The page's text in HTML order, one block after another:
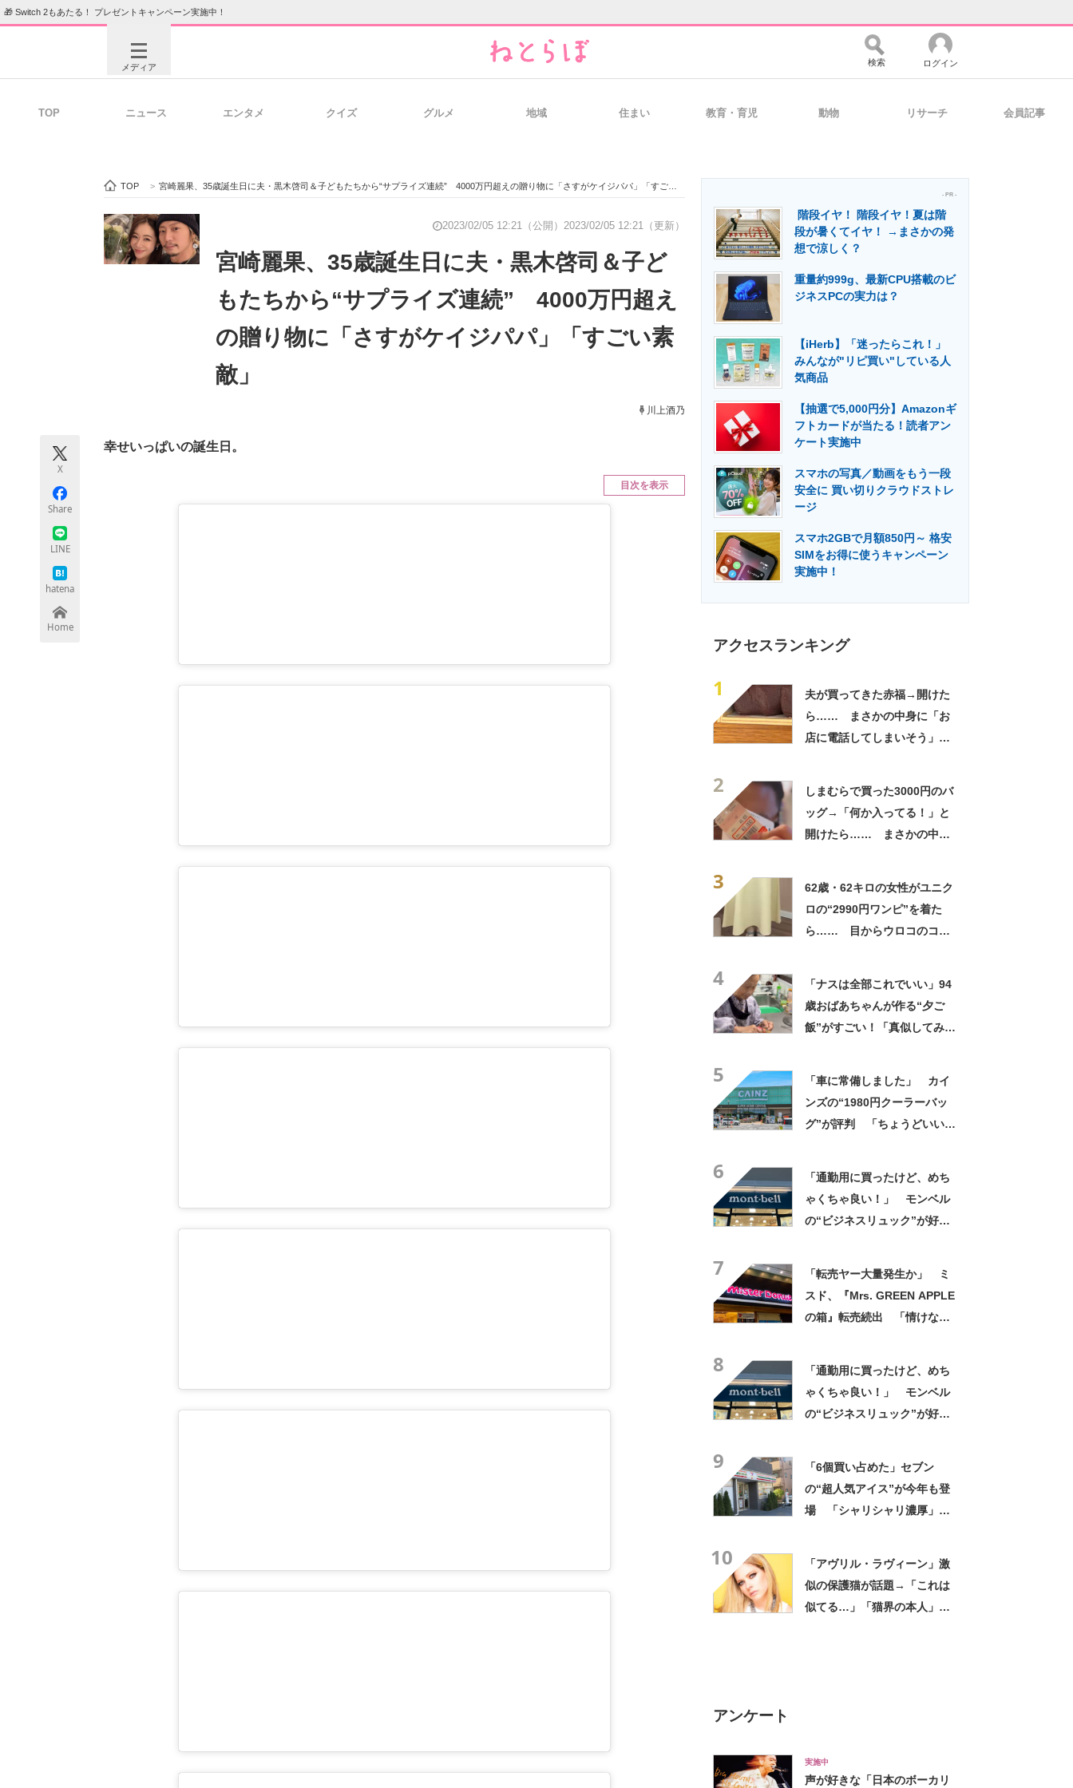
🎁 Switch 2もあたる！ プレゼントキャンペーン実施中！
メディア
ビジネスと働き方のヒント 経営リーダーのコミュニティ マーケ×ITの今がよく分かる
ITエンジニア向け専門サイト 企業向けIT製品の総合サイト IT製品の技術・比較・事例 製造業のIT導入・活用を支援
モノづくり技術者専門サイト エネルギーの専門メディア 建設×テクノロジーの最前線
ちょっと気になるネットの話題
検索 ログイン
TOP ニュース エンタメ クイズ グルメ 地域 住まい 教育・育児 動物 リサーチ 会員記事
TOP > 宮崎麗果、35歳誕生日に夫・黒木啓司＆子どもたちから“サプライズ連続” 4000万円超えの贈り物に「さすがケイジパパ」「すごい素敵」
2023/02/05 12:21（公開） 2023/02/05 12:21（更新）
宮崎麗果、35歳誕生日に夫・黒木啓司＆子ど
もたちから“サプライズ連続” 4000万円超え
の贈り物に「さすがケイジパパ」「すごい素
敵」
川上酒乃
X
Share
LINE
hatena
Home
幸せいっぱいの誕生日。
目次を表示
- PR -
階段イヤ！ 階段イヤ！夏は階
段が暑くてイヤ！ →まさかの発
想で涼しく？
重量約999g、最新CPU搭載のビ
ジネスPCの実力は？
【iHerb】「迷ったらこれ！」
みんなが"リピ買い"している人
気商品
【抽選で5,000円分】Amazonギ
フトカードが当たる！読者アン
ケート実施中
スマホの写真／動画をもう一段
安全に 買い切りクラウドストレ
ージ
スマホ2GBで月額850円～ 格安
SIMをお得に使うキャンペーン
実施中！
アクセスランキング
1
夫が買ってきた赤福→開けた
ら…… まさかの中身に「お
店に電話してしまいそう」
2
しまむらで買った3000円のバ
ッグ→「何か入ってる！」と
開けたら…… まさかの中身
3
62歳・62キロの女性がユニク
ロの“2990円ワンピ”を着た
ら…… 目からウロコのコー
4
「ナスは全部これでいい」94
歳おばあちゃんが作る“夕ご
飯”がすごい！「真似してみま
5
「車に常備しました」 カイ
ンズの“1980円クーラーバッ
グ”が評判 「ちょうどいい大
6
「通勤用に買ったけど、めち
ゃくちゃ良い！」 モンベル
の“ビジネスリュック”が好
7
「転売ヤー大量発生か」 ミ
スド、『Mrs. GREEN APPLE
の箱』転売続出 「情けない
8
「通勤用に買ったけど、めち
ゃくちゃ良い！」 モンベル
の“ビジネスリュック”が好
9
「6個買い占めた」セブン
の“超人気アイス”が今年も登
場 「シャリシャリ濃厚」
10
「アヴリル・ラヴィーン」激
似の保護猫が話題→「これは
似てる…」「猫界の本人」
アンケート
実施中
声が好きな「日本のボーカリ